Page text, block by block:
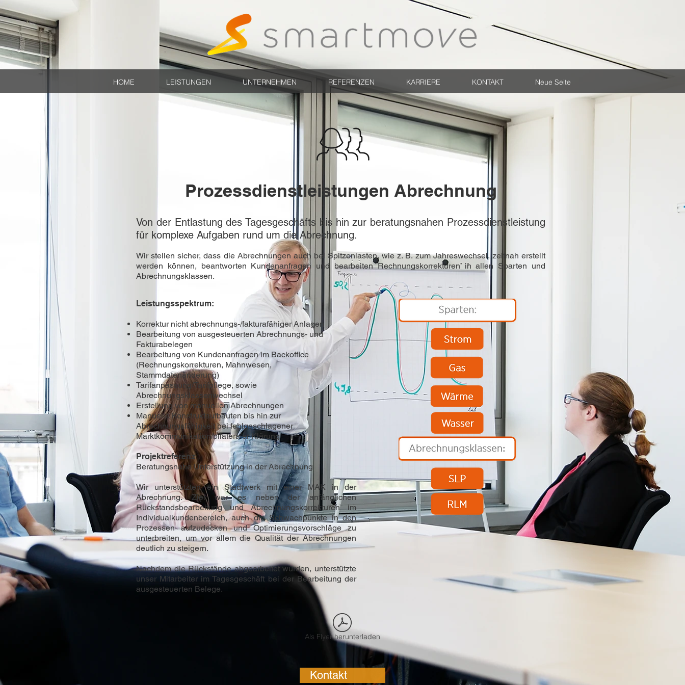
HOME LEISTUNGEN UNTERNEHMEN REFERENZEN KARRIERE KONTAKT Neue Seite
Prozessdienstleistungen Abrechnung
Von der Entlastung des Tagesgeschäfts bis hin zur beratungsnahen Prozessdienstleistung
für komplexe Aufgaben rund um die Abrechnung.
Wir stellen sicher, dass die Abrechnungen auch bei Spitzenlasten, wie z. B. zum Jahreswechsel, zeitnah erstellt
werden können, beantworten Kundenanfragen und bearbeiten Rechnungskorrekturen in allen Sparten und
Abrechnungsklassen.
Leistungsspektrum:
Korrektur nicht abrechnungs-/fakturafähiger Anlagen
Bearbeitung von ausgesteuerten Abrechnungs- und
Fakturabelegen
Bearbeitung von Kundenanfragen im Backoffice
(Rechnungskorrekturen, Mahnwesen,
Stammdatenänderung)
Tarifanpassung/Tarifpflege, sowie
Abrechnungsklassenwechsel
Erstellung von manuellen Abrechnungen
Manuelle Konstruktaufbauten bis hin zur
Abrechnungsfähigkeit bei fehlgeschlagener
Marktkommunikation/bilateraler Klärung
Projektreferenz
Beratungsnahe Unterstützung in der Abrechnung
Wir unterstützten ein Stadtwerk mit einer MAK in der
Abrechnung. Ziel war es neben der anfänglichen
Rückstandsbearbeitung und Abrechnungskorrekturen im
Individualkundenbereich, auch die Schwachpunkte in den
Prozessen aufzudecken und Optimierungsvorschläge zu
unterbreiten, um vor allem die Qualität der Abrechnungen
deutlich zu steigern.
Nachdem die Rückstände abgearbeitet wurden, unterstützte
unser Mitarbeiter im Tagesgeschäft bei der Bearbeitung der
ausgesteuerten Belege.
Als Flyer herunterladen
Kontakt